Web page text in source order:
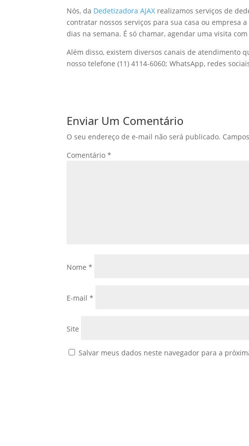
Nós, da Dedetizadora AJAX realizamos serviços de
contratar nossos serviços para sua casa ou empresa
dias na semana. É só chamar, agendar uma visita
Além disso, existem diversos canais de atendimento
nosso telefone (11) 4114-6060; WhatsApp, redes
Enviar Um Comentário
O seu endereço de e-mail não será publicado.
Comentário*
Nome*
E-mail*
Site
Salvar meus dados neste navegador para a